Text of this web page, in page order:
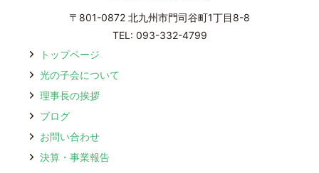
〒801-0872 北九州市⾨司⾕町1丁⽬8-8
TEL: 093-332-4799
トップページ
光の⼦会について
理事⻑の挨拶
ブログ
お問い合わせ
決算・事業報告